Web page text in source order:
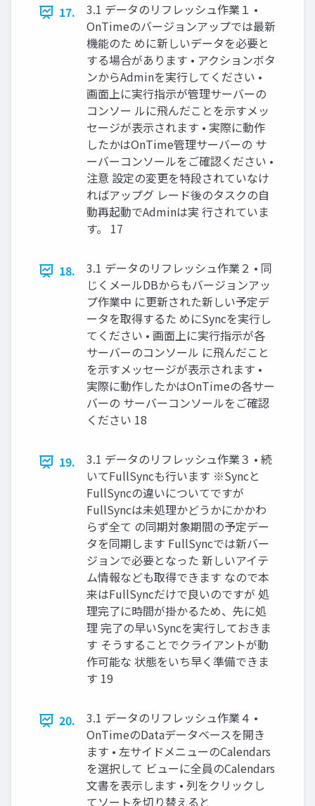
17.
3.1 データのリフレッシュ作業１ •
OnTimeのバージョンアップでは最新
機能のた めに新しいデータを必要と
する場合があります • アクションボタ
ンからAdminを実行してください •
画面上に実行指示が管理サーバーの
コンソー ルに飛んだことを示すメッ
セージが表示されます • 実際に動作
したかはOnTime管理サーバーの サ
ーバーコンソールをご確認ください •
注意 設定の変更を特段されていなけ
ればアップグ レード後のタスクの自
動再起動でAdminは実 行されていま
す。 17
18.
3.1 データのリフレッシュ作業２ • 同
じくメールDBからもバージョンアッ
プ作業中 に更新された新しい予定デ
ータを取得するた めにSyncを実行し
てください • 画面上に実行指示が各
サーバーのコンソール に飛んだこと
を示すメッセージが表示されます •
実際に動作したかはOnTimeの各サー
バーの サーバーコンソールをご確認
ください 18
19.
3.1 データのリフレッシュ作業３ • 続
いてFullSyncも行います ※Syncと
FullSyncの違いについてですが
FullSyncは未処理かどうかにかかわ
らず全て の同期対象期間の予定デー
タを同期します FullSyncでは新バー
ジョンで必要となった 新しいアイテ
ム情報なども取得できます なので本
来はFullSyncだけで良いのですが 処
理完了に時間が掛かるため、先に処
理 完了の早いSyncを実行しておきま
す そうすることでクライアントが動
作可能な 状態をいち早く準備できま
す 19
20.
3.1 データのリフレッシュ作業４ •
OnTimeのDataデータベースを開き
ます • 左サイドメニューのCalendars
を選択して ビューに全員のCalendars
文書を表示します • 列をクリックし
てソートを切り替えると